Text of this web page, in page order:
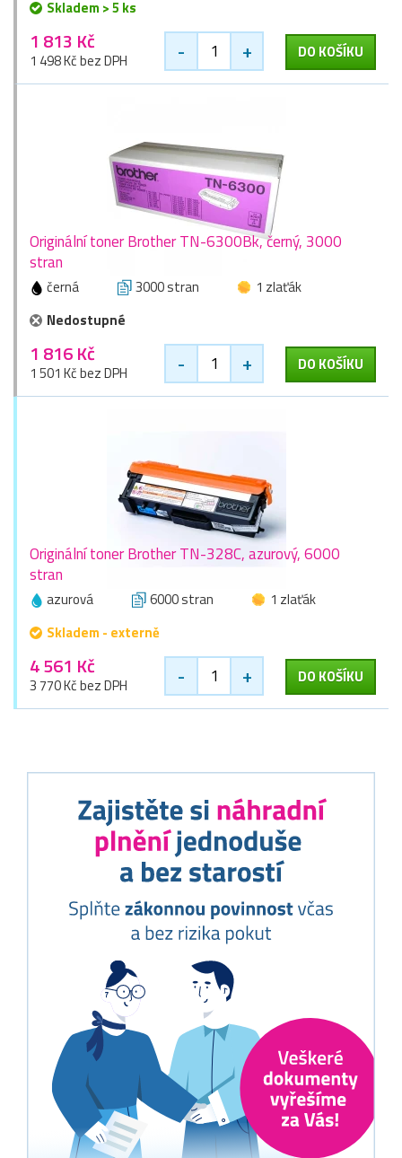
Skladem > 5 ks
1 813 Kč
1 498 Kč bez DPH - + DO KOŠÍKU
Originální toner Brother TN-6300Bk, černý, 3000
stran
černá 3000 stran
1 zlaťák
Nedostupné
1 816 Kč
1 501 Kč bez DPH - + DO KOŠÍKU
Originální toner Brother TN-328C, azurový, 6000
stran
azurová 6000 stran
1 zlaťák
Skladem - externě
4 561 Kč
3 770 Kč bez DPH - + DO KOŠÍKU